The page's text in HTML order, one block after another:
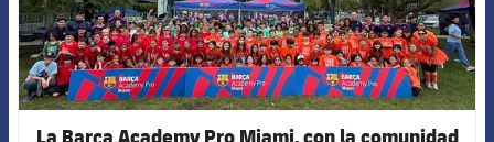
La Barça Academy Pro Miami, con la comunidad